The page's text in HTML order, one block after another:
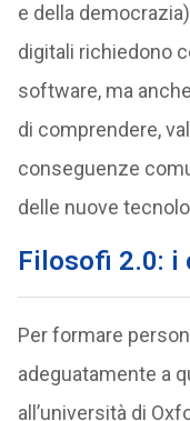
e della
digitali richiedono
software, ma
di comprendere,
conseguenze
delle nuove
Filosofi 2.0: i
Per formare
adeguatamente a
all’università di